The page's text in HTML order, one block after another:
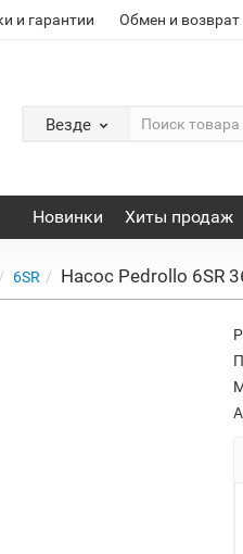
и гарантии Обмен и возврат
Везде
Новинки Хиты продаж
6SR Насос Pedrollo 6SR